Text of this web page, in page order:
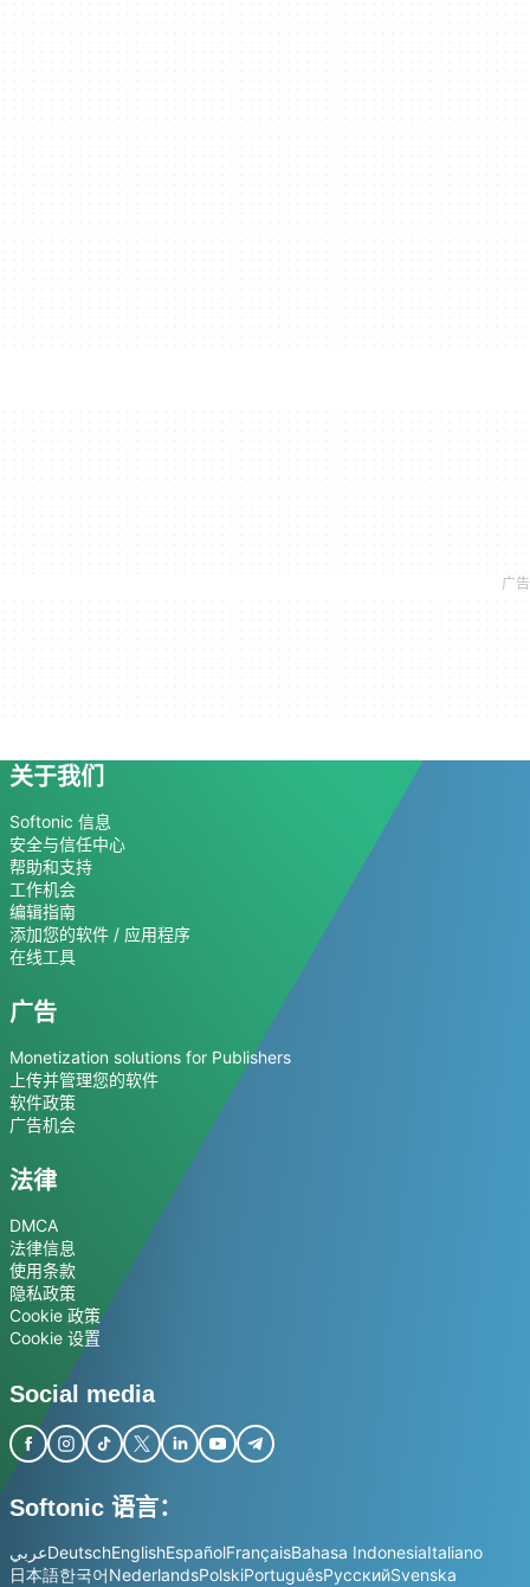
关于我们
Softonic 信息
安全与信任中心
帮助和支持
工作机会
编辑指南
添加您的软件 / 应用程序
在线工具
广告
Monetization solutions for Publishers
上传并管理您的软件
软件政策
广告机会
法律
DMCA
法律信息
使用条款
隐私政策
Cookie 政策
Cookie 设置
Social media
Softonic 语言：
عربيDeutschEnglishEspañolFrançaisBahasa IndonesiaItaliano
日本語한국어NederlandsPolskiPortuguêsРусскийSvenska